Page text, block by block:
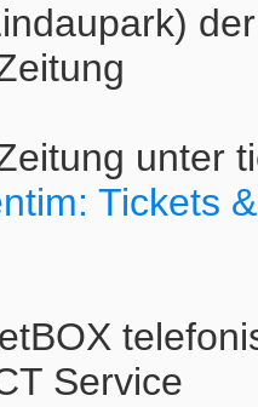
unter
Tickets
Service